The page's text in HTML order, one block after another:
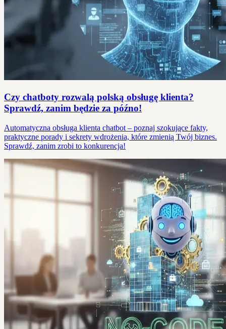
Czy chatboty rozwalą polską obsługę klienta?
Sprawdź, zanim będzie za późno!
Automatyczna obsługa klienta chatbot – poznaj szokujące fakty,
praktyczne porady i sekrety wdrożenia, które zmienią Twój biznes.
Sprawdź, zanim zrobi to konkurencja!